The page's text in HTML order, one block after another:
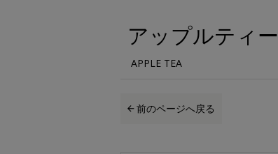
アップルティー
APPLE TEA
前のページへ戻る